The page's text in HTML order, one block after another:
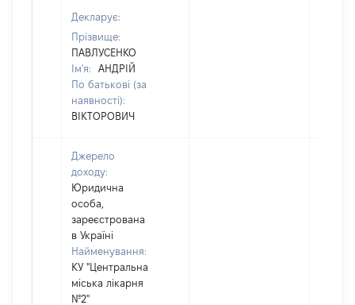
Декларує:
Прізвище:
ПАВЛУСЕНКО
Ім'я:
АНДРІЙ
По батькові (за
наявності):
ВІКТОРОВИЧ
Джерело
доходу:
Юридична
особа,
зареєстрована
в Україні
Найменування:
КУ "Центральна
міська лікарня
№2"